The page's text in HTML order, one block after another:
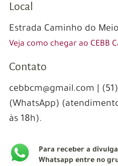
Local
Estrada Caminho do
Veja como chegar ao CEBB
Contato
cebbcm@gmail.com |
(WhatsApp) (atendimento
às 18h).
Para receber a
Whatsapp entre no